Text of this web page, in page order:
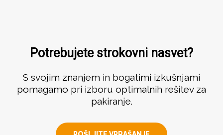
Potrebujete strokovni nasvet?
S svojim znanjem in bogatimi izkušnjami
pomagamo pri izboru optimalnih rešitev za
pakiranje.